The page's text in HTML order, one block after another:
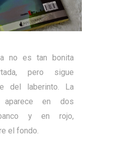
no es tan bonita
pero sigue
del laberinto. La
en dos
y en rojo,
el fondo.